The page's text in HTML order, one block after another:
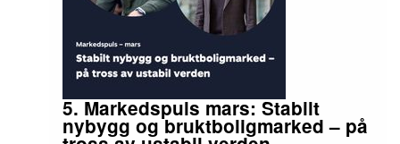
5. Markedspuls mars: Stabilt
nybygg og bruktboligmarked – på